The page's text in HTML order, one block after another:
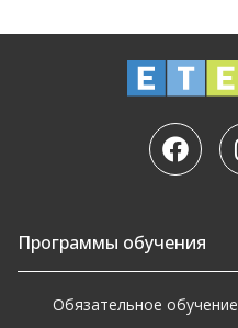
Программы обучения
Обязательное обучение